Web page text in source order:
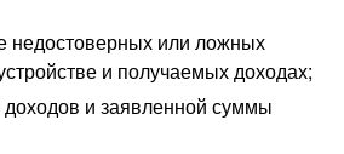
недостоверных или ложных
и получаемых доходах;
доходов и заявленной суммы